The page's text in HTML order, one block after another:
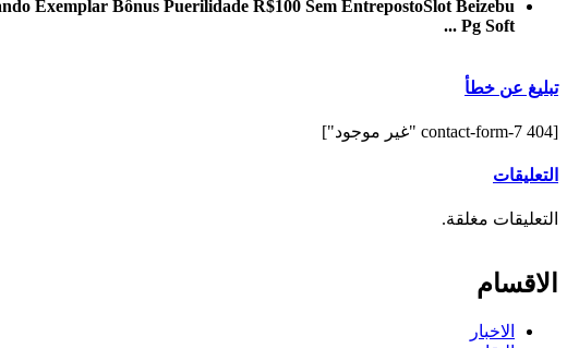
Exemplar Bônus Puerilidade R$100 Sem EntrepostoSlot Beizebu
Pg Soft ...
تبليغ عن خطأ
[contact-form-7 404 "غير موجود"]
التعليقات
التعليقات مغلقة.
الاقسام
الاخبار